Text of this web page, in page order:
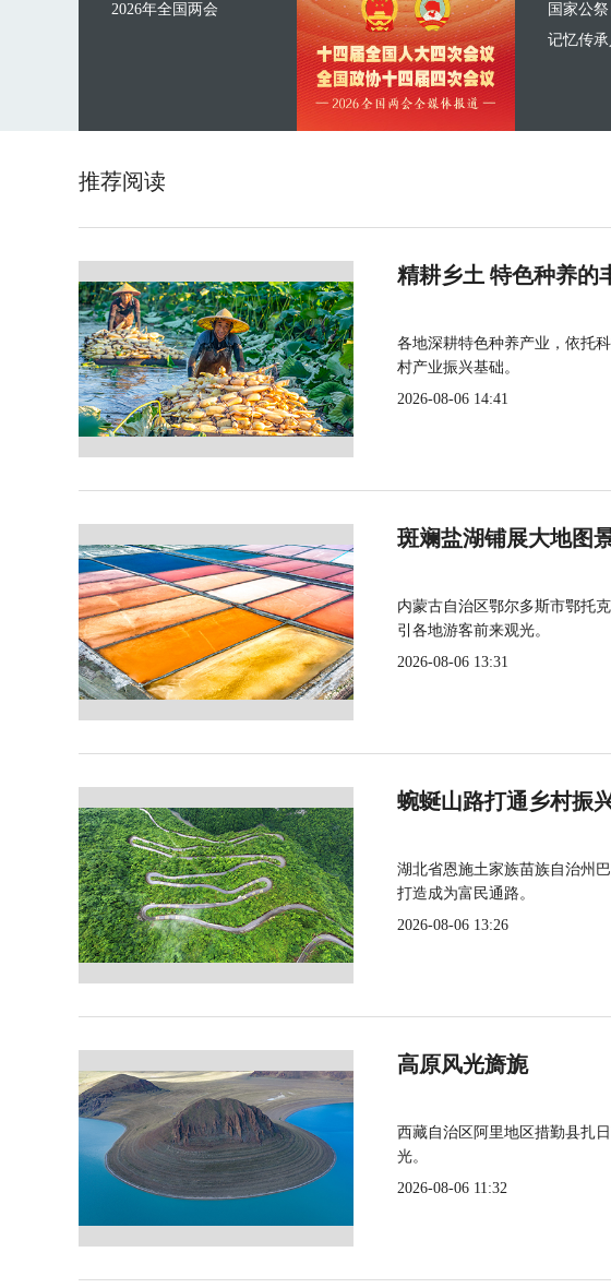
2026年全国两会
国家公
记忆传承
推荐阅读
精耕乡土 特色种养的
各地深耕特色种养产业，依托
村产业振兴基础。
2026-08-06 14:41
斑斓盐湖铺展大地图
内蒙古自治区鄂尔多斯市鄂托
引各地游客前来观光。
2026-08-06 13:31
蜿蜒山路打通乡村振
湖北省恩施土家族苗族自治州
打造成为富民通路。
2026-08-06 13:26
高原风光旖旎
西藏自治区阿里地区措勤县扎
光。
2026-08-06 11:32